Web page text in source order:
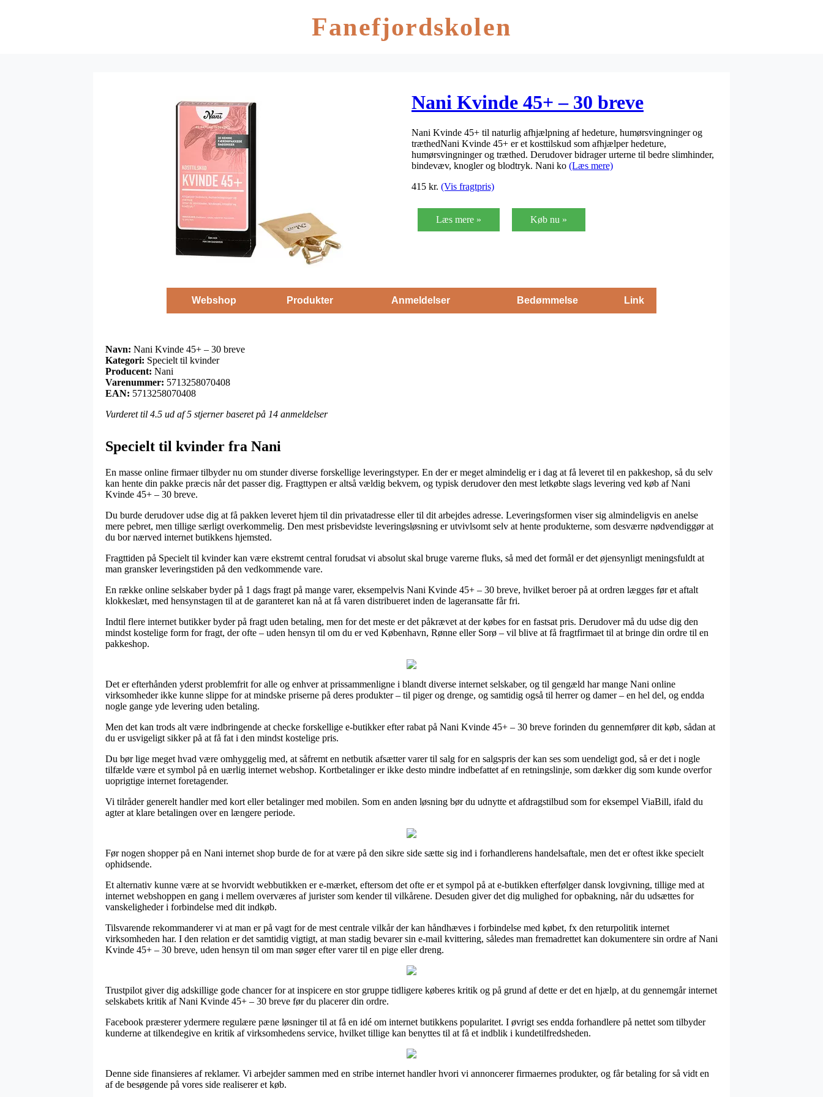
Fanefjordskolen
Nani Kvinde 45+ – 30 breve
Nani Kvinde 45+ til naturlig afhjælpning af hedeture, humørsvingninger og
træthedNani Kvinde 45+ er et kosttilskud som afhjælper hedeture,
humørsvingninger og træthed. Derudover bidrager urterne til bedre slimhinder,
bindevæv, knogler og blodtryk. Nani ko (Læs mere)
415 kr. (Vis fragtpris)
Læs mere » Køb nu »
Webshop Produkter Anmeldelser Bedømmelse Link
Navn: Nani Kvinde 45+ – 30 breve
Kategori: Specielt til kvinder
Producent: Nani
Varenummer: 5713258070408
EAN: 5713258070408
Vurderet til 4.5 ud af 5 stjerner baseret på 14 anmeldelser
Specielt til kvinder fra Nani
En masse online firmaer tilbyder nu om stunder diverse forskellige leveringstyper. En der er meget almindelig er i dag at få leveret til en pakkeshop, så du selv
kan hente din pakke præcis når det passer dig. Fragttypen er altså vældig bekvem, og typisk derudover den mest letkøbte slags levering ved køb af Nani
Kvinde 45+ – 30 breve.
Du burde derudover udse dig at få pakken leveret hjem til din privatadresse eller til dit arbejdes adresse. Leveringsformen viser sig almindeligvis en anelse
mere pebret, men tillige særligt overkommelig. Den mest prisbevidste leveringsløsning er utvivlsomt selv at hente produkterne, som desværre nødvendiggør at
du bor nærved internet butikkens hjemsted.
Fragttiden på Specielt til kvinder kan være ekstremt central forudsat vi absolut skal bruge varerne fluks, så med det formål er det øjensynligt meningsfuldt at
man gransker leveringstiden på den vedkommende vare.
En række online selskaber byder på 1 dags fragt på mange varer, eksempelvis Nani Kvinde 45+ – 30 breve, hvilket beroer på at ordren lægges før et aftalt
klokkeslæt, med hensynstagen til at de garanteret kan nå at få varen distribueret inden de lageransatte får fri.
Indtil flere internet butikker byder på fragt uden betaling, men for det meste er det påkrævet at der købes for en fastsat pris. Derudover må du udse dig den
mindst kostelige form for fragt, der ofte – uden hensyn til om du er ved København, Rønne eller Sorø – vil blive at få fragtfirmaet til at bringe din ordre til en
pakkeshop.
Det er efterhånden yderst problemfrit for alle og enhver at prissammenligne i blandt diverse internet selskaber, og til gengæld har mange Nani online
virksomheder ikke kunne slippe for at mindske priserne på deres produkter – til piger og drenge, og samtidig også til herrer og damer – en hel del, og endda
nogle gange yde levering uden betaling.
Men det kan trods alt være indbringende at checke forskellige e-butikker efter rabat på Nani Kvinde 45+ – 30 breve forinden du gennemfører dit køb, sådan at
du er usvigeligt sikker på at få fat i den mindst kostelige pris.
Du bør lige meget hvad være omhyggelig med, at såfremt en netbutik afsætter varer til salg for en salgspris der kan ses som uendeligt god, så er det i nogle
tilfælde være et symbol på en uærlig internet webshop. Kortbetalinger er ikke desto mindre indbefattet af en retningslinje, som dækker dig som kunde overfor
uoprigtige internet foretagender.
Vi tilråder generelt handler med kort eller betalinger med mobilen. Som en anden løsning bør du udnytte et afdragstilbud som for eksempel ViaBill, ifald du
agter at klare betalingen over en længere periode.
Før nogen shopper på en Nani internet shop burde de for at være på den sikre side sætte sig ind i forhandlerens handelsaftale, men det er oftest ikke specielt
ophidsende.
Et alternativ kunne være at se hvorvidt webbutikken er e-mærket, eftersom det ofte er et sympol på at e-butikken efterfølger dansk lovgivning, tillige med at
internet webshoppen en gang i mellem overværes af jurister som kender til vilkårene. Desuden giver det dig mulighed for opbakning, når du udsættes for
vanskeligheder i forbindelse med dit indkøb.
Tilsvarende rekommanderer vi at man er på vagt for de mest centrale vilkår der kan håndhæves i forbindelse med købet, fx den returpolitik internet
virksomheden har. I den relation er det samtidig vigtigt, at man stadig bevarer sin e-mail kvittering, således man fremadrettet kan dokumentere sin ordre af Nani
Kvinde 45+ – 30 breve, uden hensyn til om man søger efter varer til en pige eller dreng.
Trustpilot giver dig adskillige gode chancer for at inspicere en stor gruppe tidligere køberes kritik og på grund af dette er det en hjælp, at du gennemgår internet
selskabets kritik af Nani Kvinde 45+ – 30 breve før du placerer din ordre.
Facebook præsterer ydermere regulære pæne løsninger til at få en idé om internet butikkens popularitet. I øvrigt ses endda forhandlere på nettet som tilbyder
kunderne at tilkendegive en kritik af virksomhedens service, hvilket tillige kan benyttes til at få et indblik i kundetilfredsheden.
Denne side finansieres af reklamer. Vi arbejder sammen med en stribe internet handler hvori vi annoncerer firmaernes produkter, og får betaling for så vidt en
af de besøgende på vores side realiserer et køb.